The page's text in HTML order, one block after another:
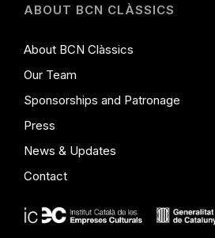
ABOUT BCN CLÀSSICS
About BCN Clàssics
Our Team
Sponsorships and Patronage
Press
News & Updates
Contact